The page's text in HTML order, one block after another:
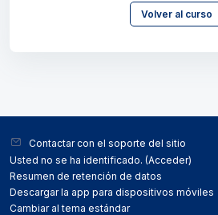
Volver al curso
Contactar con el soporte del sitio
Usted no se ha identificado. (Acceder)
Resumen de retención de datos
Descargar la app para dispositivos móviles
Cambiar al tema estándar